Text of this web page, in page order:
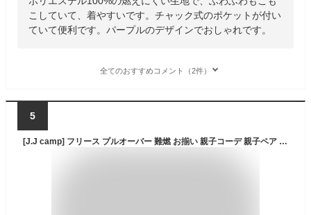
こしていて、着やすいです。チャック式のポケットが付い
ていて便利です。パープルのデザインでおしゃれです。
全てのおすすめコメント（2件）
5
[J.J camp] フリース プルオーバー 難燃 お揃い 親子コーデ 親子ペア ペアルック 長袖 ユニセックス (110cm, BENIFUJI(57))